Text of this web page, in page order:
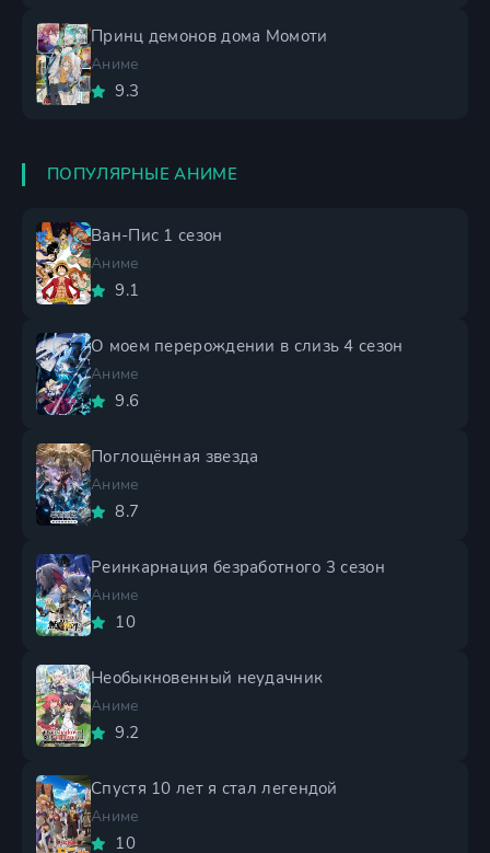
Принц демонов дома Момоти
Аниме
9.3
ПОПУЛЯРНЫЕ АНИМЕ
Ван-Пис 1 сезон
Аниме
9.1
О моем перерождении в слизь 4 сезон
Аниме
9.6
Поглощённая звезда
Аниме
8.7
Реинкарнация безработного 3 сезон
Аниме
10
Необыкновенный неудачник
Аниме
9.2
Спустя 10 лет я стал легендой
Аниме
10